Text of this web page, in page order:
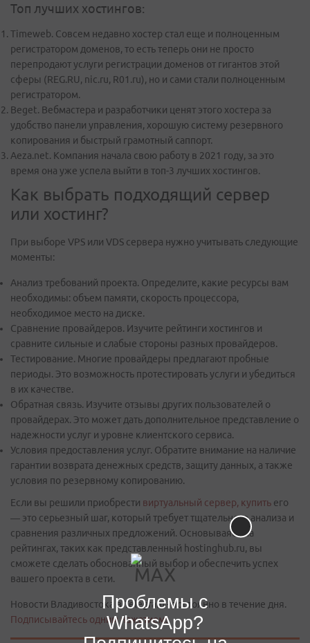
Топ лучших хостингов:
Timeweb. Совсем недавно хостер стал еще и полноценным
регистратором доменов, то есть теперь они не просто
перепродают услуги регистрации доменов от гигантов этой
сферы (REG.RU, nic.ru, R01.ru), но и сами стали полноценным
регистратором.
Beget. Вебмастера и разработчики ценят этого хостера за
удобство панели управления, хорошую систему резервного
копирования и быстрый грамотный саппорт.
Aeza.net. Компания начала свою работу в 2021 году, за это
время она уже успела выйти в топ-3 лучших хостингов.
Как выбрать подходящий сервер
или хостинг?
При выборе VPS или VDS сервера нужно учитывать следующие
моменты:
Анализ требований проекта. Определите, какие ресурсы вам
необходимы: объем памяти, скорость процессора,
необходимое место на диске.
Сравнение провайдеров. Изучите рейтинги хостингов и
сравните сильные и слабые стороны разных провайдеров.
Тестирование. Многие провайдеры предлагают пробные
периоды. Это возможность протестировать услуги и убедиться
в их качестве.
Обратная связь. Изучите отзывы других пользователей о
провайдерах. Это может дать дополнительное представление о
надежности услуг и уровне клиентского сервиса.
Условия предоставления услуг. Обратите внимание на наличие
гарантии возврата денежных средств, защиту данных, а также
условия по резервному копированию.
Если вы решили приобрести виртуальный сервер, купить его
— это серьезный шаг, который требует тщательного анализа и
сравнения различных предложений. Основываясь на
рейтингах, таких как представленный hostinghub.ru, вы
сможете сделать обоснованный выбор и обеспечить успех
вашего проекта в сети.
Новости Владивостока в Telegram - постоянно в течение дня.
Подписывайтесь одним нажатием!
Проблемы с
WhatsApp?